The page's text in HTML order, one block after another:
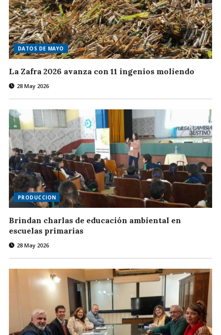
DATOS DE MAYO
La Zafra 2026 avanza con 11 ingenios moliendo
28 May 2026
PRODUCCION
Brindan charlas de educación ambiental en
escuelas primarias
28 May 2026